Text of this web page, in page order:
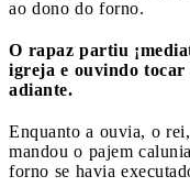
ao dono do forno.
O rapaz partiu
igreja e ouvindo tocar
adiante.
Enquanto a ouvia, o
mandou o pajem
forno se havia